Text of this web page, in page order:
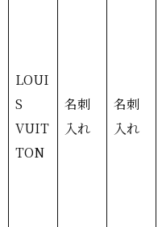
LOUI
S
VUIT
TON
名刺
入れ
名刺
入れ